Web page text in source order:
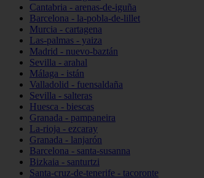
Cantabria - arenas-de-iguña
Barcelona - la-pobla-de-lillet
Murcia - cartagena
Las-palmas - yaiza
Madrid - nuevo-baztán
Sevilla - arahal
Málaga - istán
Valladolid - fuensaldaña
Sevilla - salteras
Huesca - biescas
Granada - pampaneira
La-rioja - ezcaray
Granada - lanjarón
Barcelona - santa-susanna
Bizkaia - santurtzi
Santa-cruz-de-tenerife - tacoronte